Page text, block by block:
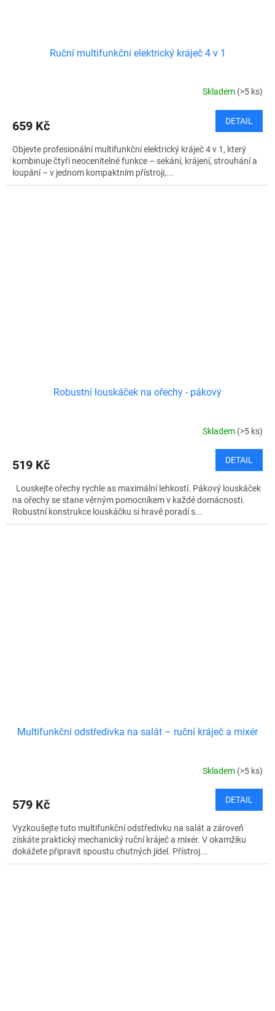
Ruční multifunkční elektrický kráječ 4 v 1
Skladem (>5 ks)
659 Kč DETAIL
Objevte profesionální multifunkční elektrický kráječ 4 v 1, který
kombinuje čtyři neocenitelné funkce – sekání, krájení, strouhání a
loupání – v jednom kompaktním přístroji,...
Robustní louskáček na ořechy - pákový
Skladem (>5 ks)
519 Kč DETAIL
Louskejte ořechy rychle as maximální lehkostí. Pákový louskáček
na ořechy se stane věrným pomocníkem v každé domácnosti.
Robustní konstrukce louskáčku si hravě poradí s...
Multifunkční odstředivka na salát – ruční kráječ a mixér
Skladem (>5 ks)
579 Kč DETAIL
Vyzkoušejte tuto multifunkční odstředivku na salát a zároveň
získáte praktický mechanický ruční kráječ a mixér. V okamžiku
dokážete připravit spoustu chutných jídel. Přístroj...